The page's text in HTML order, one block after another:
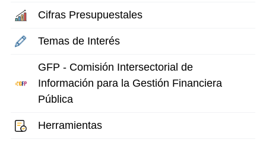
Cifras Presupuestales
Temas de Interés
GFP - Comisión Intersectorial de
Información para la Gestión Financiera
Pública
Herramientas